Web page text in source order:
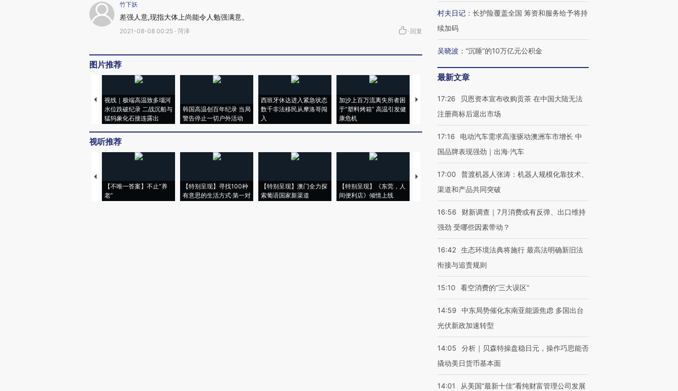
竹下妖
差强人意,现指大体上尚能令人勉强满意。
2021-08-08 00:25 · 菏泽 · 回复
图片推荐
视线｜极端高温致多瑙河
水位跌破纪录 二战沉船与
猛犸象化石接连露出
韩国高温创百年纪录 当局
警告停止一切户外活动
西班牙休达进入紧急状态
数千非法移民从摩洛哥闯
入
加沙上百万流离失所者困
于“塑料烤箱” 高温引发健
康危机
马航飞行员跨国走私7万
粒摇头丸 尿检体内含3种
视线｜HYROX的吸金
术：是什么让中产们甘
心“花钱找虐”？
视听推荐
【不唯一答案】不止“养
老”
【特别呈现】寻找100种
有意思的生活方式·第一对
【特别呈现】澳门全力探
索葡语国家新渠道
【特别呈现】《东莞，人
间便利店》倾情上线
【推广】走进第四届链博
会，让数智科技“链”接产
【特别呈现】寻找100种
有意思的生活方式·第三对
【商旅对话】华住集团
村夫日记 ： 长护险覆盖全国 筹资和服务给予将持
续加码
吴晓波 ： “沉睡”的10万亿元公积金
最新文章
17:26
贝恩资本宣布收购贡茶 在中国大陆无法
注册商标后退出市场
17:16
电动汽车需求高涨驱动澳洲车市增长 中
国品牌表现强劲｜出海·汽车
17:00
普渡机器人张涛：机器人规模化靠技术、
渠道和产品共同突破
16:56
财新调查｜7月消费或有反弹、出口维持
强劲 受哪些因素带动？
16:42 生态环境法典将施行 最高法明确新旧法
衔接与追责规则
15:10 看空消费的“三大误区”
14:59
中东局势催化东南亚能源焦虑 多国出台
光伏新政加速转型
14:05
分析｜贝森特操盘稳日元，操作巧思能否
撬动美日货币基本面
14:01
从美国“最新十佳”看纯财富管理公司发展